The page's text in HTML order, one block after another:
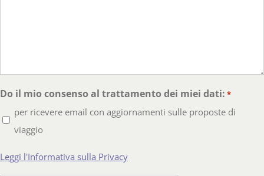
Do il mio consenso al trattamento dei miei dati: *
per ricevere email con aggiornamenti sulle proposte di
viaggio
Leggi l'Informativa sulla Privacy